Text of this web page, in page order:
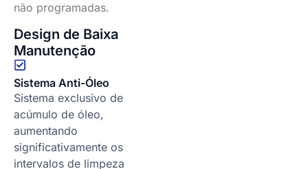
não programadas.
Design de Baixa
Manutenção
Sistema Anti-Óleo
Sistema exclusivo de
acúmulo de óleo,
aumentando
significativamente os
intervalos de limpeza